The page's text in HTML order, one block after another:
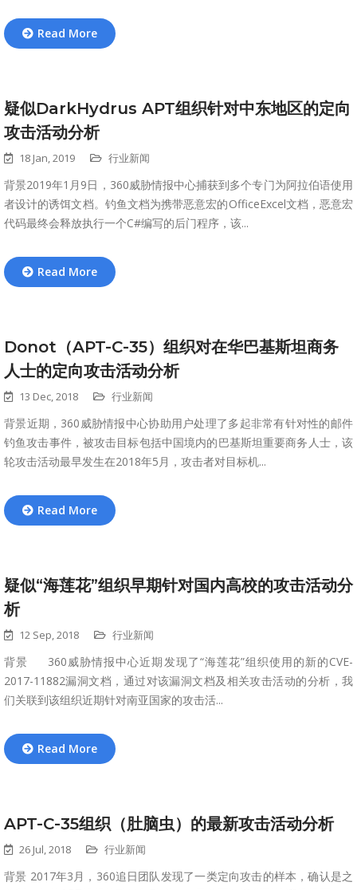
Read More
疑似DarkHydrus APT组织针对中东地区的定向
攻击活动分析
18 Jan, 2019 行业新闻
背景2019年1月9日，360威胁情报中心捕获到多个专门为阿拉伯语使用
者设计的诱饵文档。钓鱼文档为携带恶意宏的OfficeExcel文档，恶意宏
代码最终会释放执行一个C#编写的后门程序，该...
Read More
Donot（APT-C-35）组织对在华巴基斯坦商务
人士的定向攻击活动分析
13 Dec, 2018 行业新闻
背景近期，360威胁情报中心协助用户处理了多起非常有针对性的邮件
钓鱼攻击事件，被攻击目标包括中国境内的巴基斯坦重要商务人士，该
轮攻击活动最早发生在2018年5月，攻击者对目标机...
Read More
疑似“海莲花”组织早期针对国内高校的攻击活动分
析
12 Sep, 2018 行业新闻
背景 360威胁情报中心近期发现了“海莲花”组织使用的新的CVE-
2017-11882漏洞文档，通过对该漏洞文档及相关攻击活动的分析，我
们关联到该组织近期针对南亚国家的攻击活...
Read More
APT-C-35组织（肚脑虫）的最新攻击活动分析
26 Jul, 2018 行业新闻
背景 2017年3月，360追日团队发现了一类定向攻击的样本，确认是之